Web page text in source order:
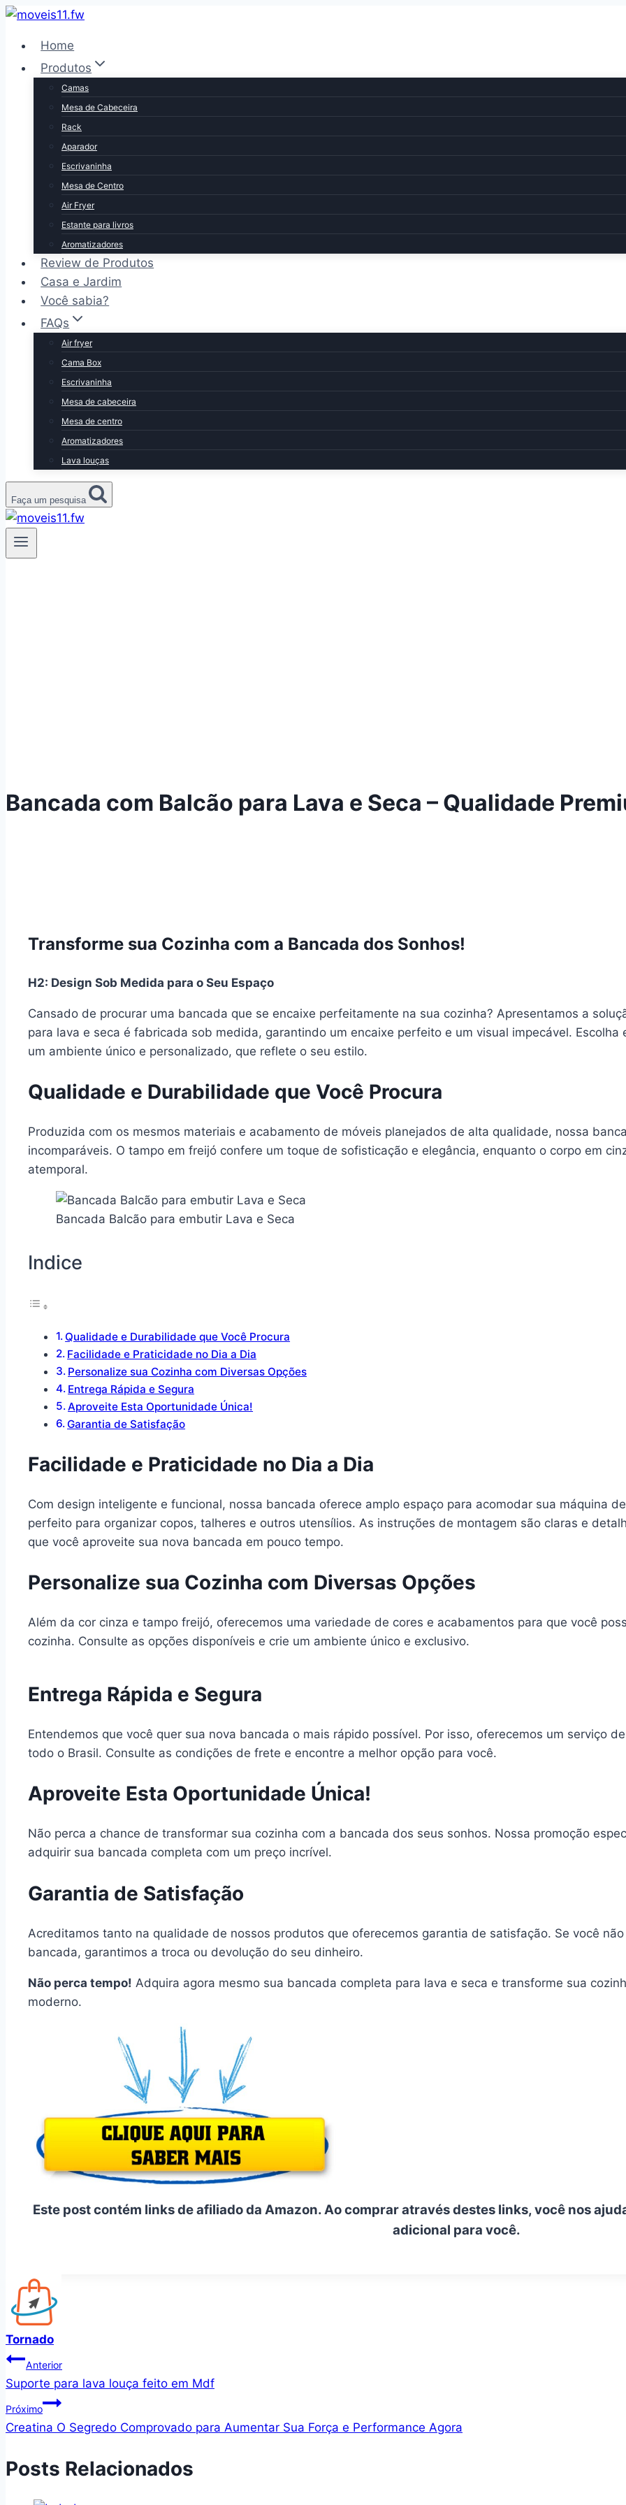
Pular
Conteúdo
Home
Produtos
Camas
Mesa de Cabeceira
Rack
Aparador
Escrivaninha
Mesa de Centro
Air Fryer
Estante para livros
Aromatizadores
Review de Produtos
Casa e Jardim
Você sabia?
FAQs
Air fryer
Cama Box
Escrivaninha
Mesa de cabeceira
Mesa de centro
Aromatizadores
Lava louças
Faça um pesquisa
Bancada com Balcão para Lava e Seca – Qualidade
Transforme sua Cozinha com a Bancada dos Sonhos!
H2: Design Sob Medida para o Seu Espaço
Cansado de procurar uma bancada que se encaixe perfeitamente na sua cozinha? Apresentamos a
para lava e seca é fabricada sob medida, garantindo um encaixe perfeito e um visual impecável.
um ambiente único e personalizado, que reflete o seu estilo.
Qualidade e Durabilidade que Você Procura
Produzida com os mesmos materiais e acabamento de móveis planejados de alta qualidade, nossa
incomparáveis. O tampo em freijó confere um toque de sofisticação e elegância, enquanto o corpo em
atemporal.
Bancada Balcão para embutir Lava e Seca
Indice
Qualidade e Durabilidade que Você Procura
Facilidade e Praticidade no Dia a Dia
Personalize sua Cozinha com Diversas Opções
Entrega Rápida e Segura
Aproveite Esta Oportunidade Única!
Garantia de Satisfação
Facilidade e Praticidade no Dia a Dia
Com design inteligente e funcional, nossa bancada oferece amplo espaço para acomodar sua máquina
perfeito para organizar copos, talheres e outros utensílios. As instruções de montagem são claras e
que você aproveite sua nova bancada em pouco tempo.
Personalize sua Cozinha com Diversas Opções
Além da cor cinza e tampo freijó, oferecemos uma variedade de cores e acabamentos para que você
cozinha. Consulte as opções disponíveis e crie um ambiente único e exclusivo.
Entrega Rápida e Segura
Entendemos que você quer sua nova bancada o mais rápido possível. Por isso, oferecemos um serviço
todo o Brasil. Consulte as condições de frete e encontre a melhor opção para você.
Aproveite Esta Oportunidade Única!
Não perca a chance de transformar sua cozinha com a bancada dos seus sonhos. Nossa promoção
adquirir sua bancada completa com um preço incrível.
Garantia de Satisfação
Acreditamos tanto na qualidade de nossos produtos que oferecemos garantia de satisfação. Se você
bancada, garantimos a troca ou devolução do seu dinheiro.
Não perca tempo! Adquira agora mesmo sua bancada completa para lava e seca e transforme sua
moderno.
Este post contém links de afiliado da Amazon. Ao comprar através destes links, você nos
adicional para você.
Tornado
Navegação
de
Post
Anterior
Suporte para lava louça feito em Mdf
Próximo
Creatina O Segredo Comprovado para Aumentar Sua Força e Performance Agora
Posts Relacionados